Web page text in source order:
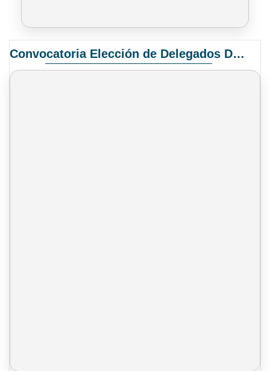
Convocatoria Elección de Delegados Docentes para el XIV Congreso Nacional de Universidades